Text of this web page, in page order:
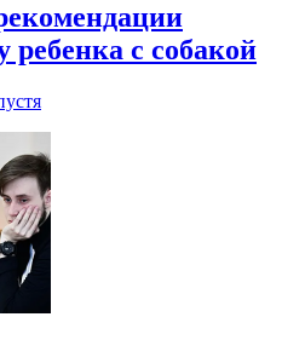
ребенка с собакой